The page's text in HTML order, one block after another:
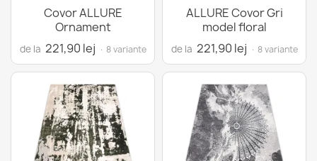
Covor ALLURE
Ornament
de la 221,90 lej · 8 variante
ALLURE Covor Gri
model floral
de la 221,90 lej · 8 variante